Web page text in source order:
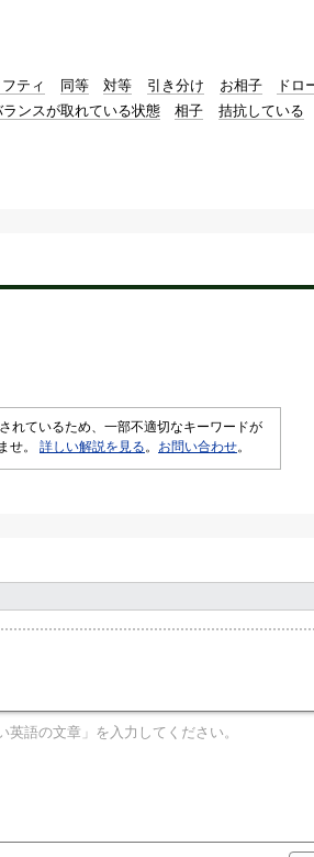
ティ 同等 対等 引き分け お相子 ドロ
ランスが取れている状態 相子 拮抗している
れているため、一部不適切なキーワードが
せ。 詳しい解説を見る 。 お問い合わせ。